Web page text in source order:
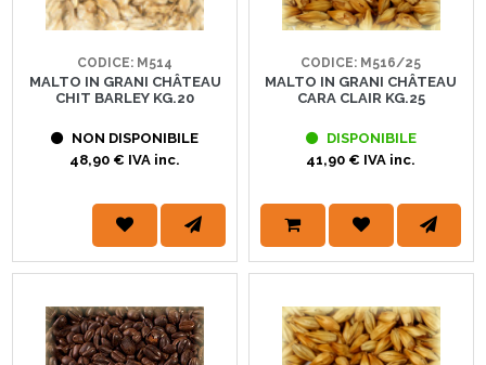
CODICE: M514
MALTO IN GRANI CHÂTEAU
CHIT BARLEY KG.20
NON DISPONIBILE
48,90 € IVA inc.
CODICE: M516/25
MALTO IN GRANI CHÂTEAU
CARA CLAIR KG.25
DISPONIBILE
41,90 € IVA inc.